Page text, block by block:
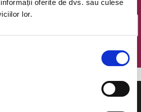
oferite de dvs. sau culese
lor.